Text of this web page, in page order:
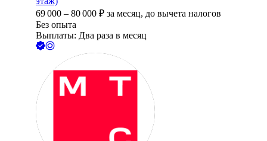
69 000 – 80 000 ₽ за месяц, до вычета налогов
Без опыта
Выплаты: Два раза в месяц